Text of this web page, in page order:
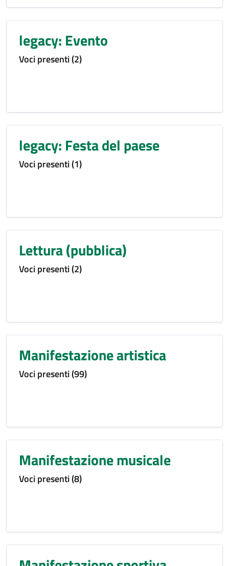
legacy: Evento
Voci presenti (2)
legacy: Festa del paese
Voci presenti (1)
Lettura (pubblica)
Voci presenti (2)
Manifestazione artistica
Voci presenti (99)
Manifestazione musicale
Voci presenti (8)